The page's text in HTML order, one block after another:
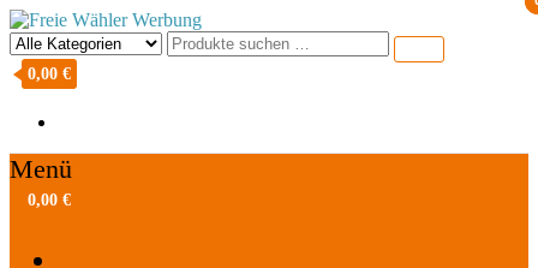
Freie Wähler Werbung
0,00 €
Menü
0,00 €